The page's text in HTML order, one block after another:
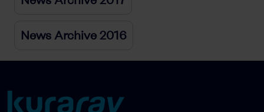
News Archive 2016